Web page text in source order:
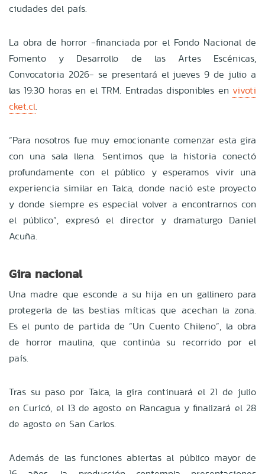
ciudades del país.
La obra de horror -financiada por el Fondo Nacional de
Fomento y Desarrollo de las Artes Escénicas,
Convocatoria 2026- se presentará el jueves 9 de julio a
las 19:30 horas en el TRM. Entradas disponibles en vivoti
cket.cl.
“Para nosotros fue muy emocionante comenzar esta gira
con una sala llena. Sentimos que la historia conectó
profundamente con el público y esperamos vivir una
experiencia similar en Talca, donde nació este proyecto
y donde siempre es especial volver a encontrarnos con
el público”, expresó el director y dramaturgo Daniel
Acuña.
Gira nacional
Una madre que esconde a su hija en un gallinero para
protegerla de las bestias míticas que acechan la zona.
Es el punto de partida de “Un Cuento Chileno”, la obra
de horror maulina, que continúa su recorrido por el
país.
Tras su paso por Talca, la gira continuará el 21 de julio
en Curicó, el 13 de agosto en Rancagua y finalizará el 28
de agosto en San Carlos.
Además de las funciones abiertas al público mayor de